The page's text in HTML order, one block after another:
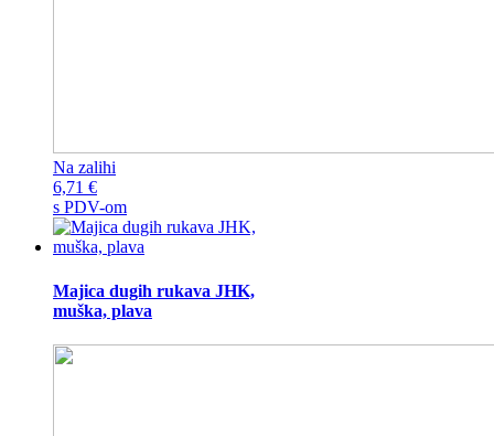
Na zalihi
6,71 €
s PDV-om
Majica dugih rukava JHK,
muška, plava